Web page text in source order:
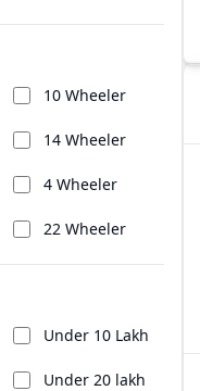
10 Wheeler
14 Wheeler
4 Wheeler
22 Wheeler
Under 10 Lakh
Under 20 lakh